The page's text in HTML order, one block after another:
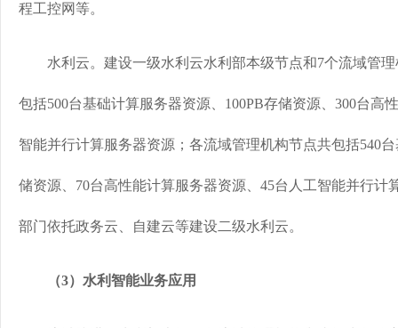
程工控网等。
水利云。建设一级水利云水利部本级节点和7个流域管理
包括500台基础计算服务器资源、100PB存储资源、300台高
智能并行计算服务器资源；各流域管理机构节点共包括540
储资源、70台高性能计算服务器资源、45台人工智能并行计
部门依托政务云、自建云等建设二级水利云。
（3）水利智能业务应用